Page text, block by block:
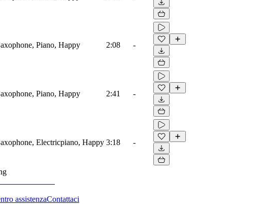
Piano, Happy 2:08 -
Piano, Happy 2:41 -
Electricpiano, Happy 3:18 -
assistenzaContattaci